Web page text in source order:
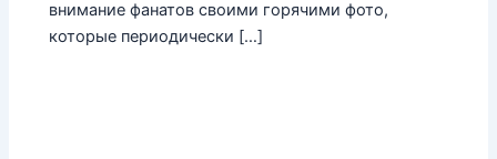
внимание фанатов своими горячими фото,
которые периодически […]